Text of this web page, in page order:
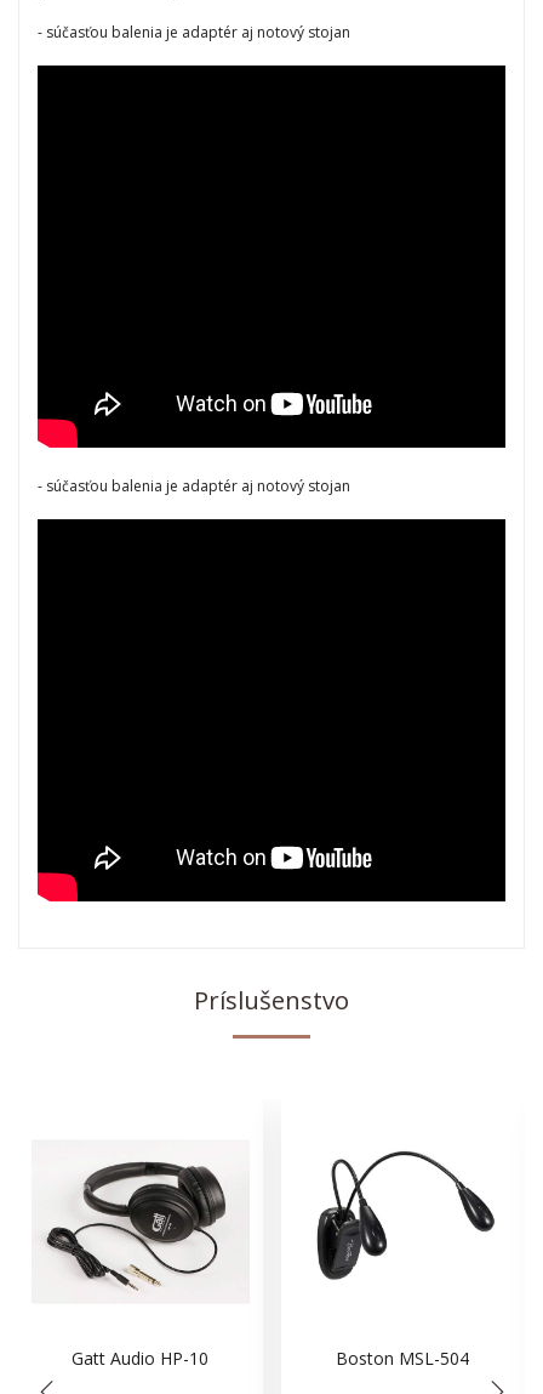
- súčasťou balenia je adaptér aj notový stojan
- súčasťou balenia je adaptér aj notový stojan
Príslušenstvo
Gatt Audio HP-10 Boston MSL-504